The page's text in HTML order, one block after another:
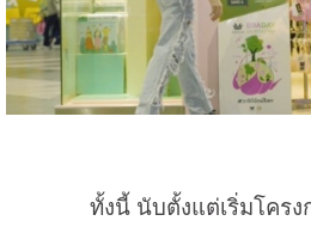
ทั้งนี้ นับตั้งแต่เริ่มโครงการ